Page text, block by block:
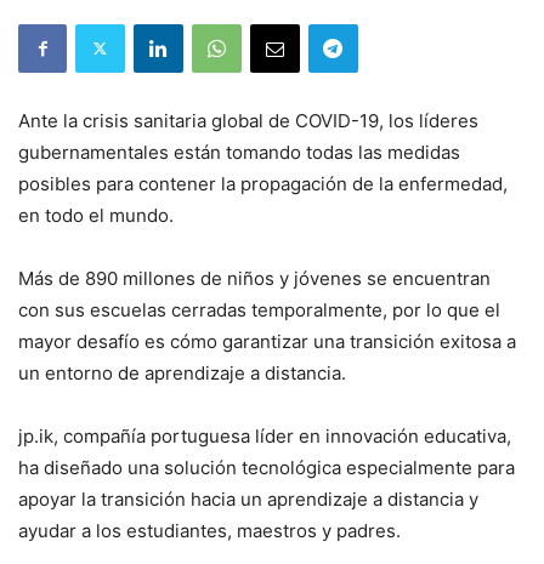
Ante la crisis sanitaria global de COVID-19, los líderes
gubernamentales están tomando todas las medidas
posibles para contener la propagación de la enfermedad,
en todo el mundo.
Más de 890 millones de niños y jóvenes se encuentran
con sus escuelas cerradas temporalmente, por lo que el
mayor desafío es cómo garantizar una transición exitosa a
un entorno de aprendizaje a distancia.
jp.ik, compañía portuguesa líder en innovación educativa,
ha diseñado una solución tecnológica especialmente para
apoyar la transición hacia un aprendizaje a distancia y
ayudar a los estudiantes, maestros y padres.